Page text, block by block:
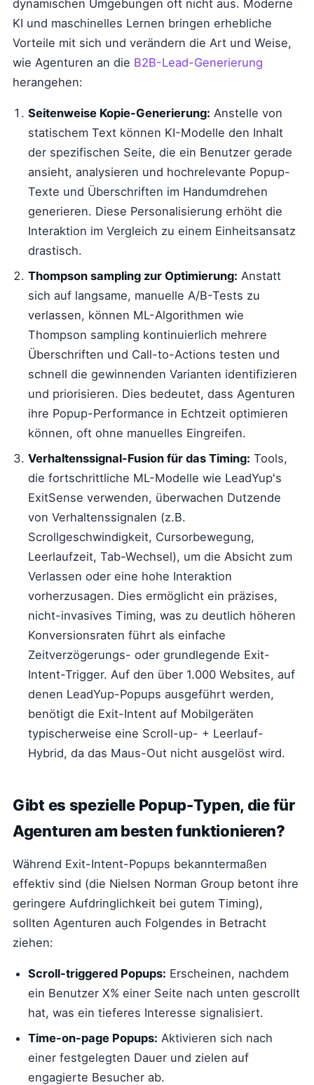
dynamischen Umgebungen oft nicht aus. Moderne
KI und maschinelles Lernen bringen erhebliche
Vorteile mit sich und verändern die Art und Weise,
wie Agenturen an die B2B-Lead-Generierung
herangehen:
Seitenweise Kopie-Generierung: Anstelle von
statischem Text können KI-Modelle den Inhalt
der spezifischen Seite, die ein Benutzer gerade
ansieht, analysieren und hochrelevante Popup-
Texte und Überschriften im Handumdrehen
generieren. Diese Personalisierung erhöht die
Interaktion im Vergleich zu einem Einheitsansatz
drastisch.
Thompson sampling zur Optimierung: Anstatt
sich auf langsame, manuelle A/B-Tests zu
verlassen, können ML-Algorithmen wie
Thompson sampling kontinuierlich mehrere
Überschriften und Call-to-Actions testen und
schnell die gewinnenden Varianten identifizieren
und priorisieren. Dies bedeutet, dass Agenturen
ihre Popup-Performance in Echtzeit optimieren
können, oft ohne manuelles Eingreifen.
Verhaltenssignal-Fusion für das Timing: Tools,
die fortschrittliche ML-Modelle wie LeadYup's
ExitSense verwenden, überwachen Dutzende
von Verhaltenssignalen (z.B.
Scrollgeschwindigkeit, Cursorbewegung,
Leerlaufzeit, Tab-Wechsel), um die Absicht zum
Verlassen oder eine hohe Interaktion
vorherzusagen. Dies ermöglicht ein präzises,
nicht-invasives Timing, was zu deutlich höheren
Konversionsraten führt als einfache
Zeitverzögerungs- oder grundlegende Exit-
Intent-Trigger. Auf den über 1.000 Websites, auf
denen LeadYup-Popups ausgeführt werden,
benötigt die Exit-Intent auf Mobilgeräten
typischerweise eine Scroll-up- + Leerlauf-
Hybrid, da das Maus-Out nicht ausgelöst wird.
Gibt es spezielle Popup-Typen, die für
Agenturen am besten funktionieren?
Während Exit-Intent-Popups bekanntermaßen
effektiv sind (die Nielsen Norman Group betont ihre
geringere Aufdringlichkeit bei gutem Timing),
sollten Agenturen auch Folgendes in Betracht
ziehen:
Scroll-triggered Popups: Erscheinen, nachdem
ein Benutzer X% einer Seite nach unten gescrollt
hat, was ein tieferes Interesse signalisiert.
Time-on-page Popups: Aktivieren sich nach
einer festgelegten Dauer und zielen auf
engagierte Besucher ab.